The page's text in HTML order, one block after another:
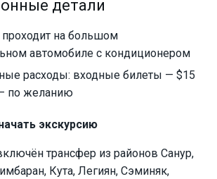
детали
на большом
автомобиле с кондиционером
расходы: входные билеты — $15
по желанию
экскурсию
трансфер из районов Санур,
Кута, Легиян, Сэминяк,